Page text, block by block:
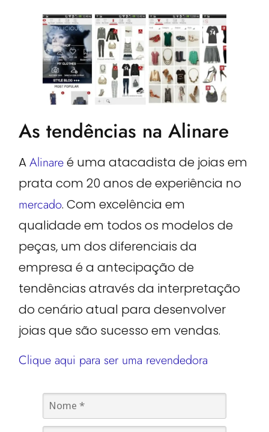
As tendências na Alinare
AAlinareé uma atacadista de joias em
prata com 20 anos de experiência no
mercado. Com excelência em
qualidade em todos os modelos de
peças, um dos diferenciais da
empresa é a antecipação de
tendências através da interpretação
do cenário atual para desenvolver
joias que são sucesso em vendas.
Clique aqui para ser uma revendedora